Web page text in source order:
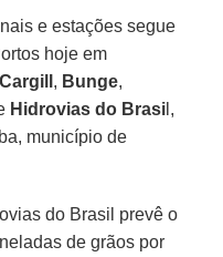
e estações segue
hoje em
Cargill , Bunge,
Hidrovias do Brasi l,
município de
do Brasil prevê o
de grãos por